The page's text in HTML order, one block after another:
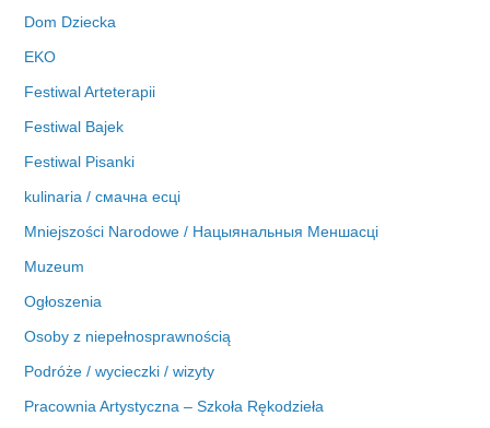
Dom Dziecka
EKO
Festiwal Arteterapii
Festiwal Bajek
Festiwal Pisanki
kulinaria / смачна есці
Mniejszości Narodowe / Нацыянальныя Меншасці
Muzeum
Ogłoszenia
Osoby z niepełnosprawnością
Podróże / wycieczki / wizyty
Pracownia Artystyczna – Szkoła Rękodzieła